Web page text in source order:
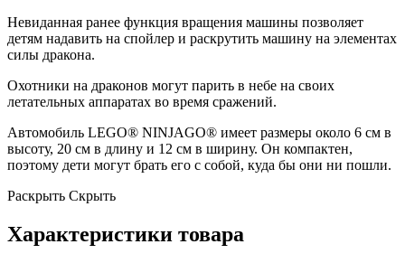
Невиданная ранее функция вращения машины позволяет
детям надавить на спойлер и раскрутить машину на элементах
силы дракона.
Охотники на драконов могут парить в небе на своих
летательных аппаратах во время сражений.
Автомобиль LEGO® NINJAGO® имеет размеры около 6 см в
высоту, 20 см в длину и 12 см в ширину. Он компактен,
поэтому дети могут брать его с собой, куда бы они ни пошли.
Раскрыть Скрыть
Характеристики товара